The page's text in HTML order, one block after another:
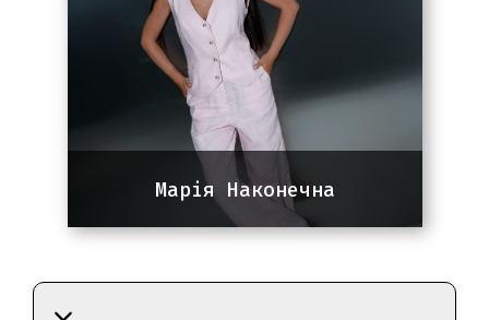
відпочинку, медицини, інтернет-
магазинів техніки, електроніки та
товарів для дому. Співпрацює з
проектами в Україні, Європі та
США, досягаючи високих
результатів.
Марія Наконечна
SEO-спеціаліст
7 років досвіду в маркетингу, 3